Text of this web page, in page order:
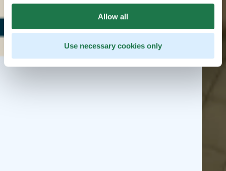
Allow all
Use necessary cookies only